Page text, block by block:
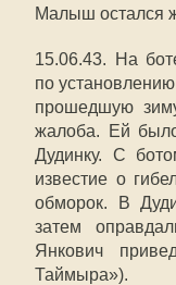
Малыш остался
15.06.43. На
по
прошедшую
жалоба. Ей
Дудинку. С
известие о
обморок. В
затем
Янкович
Таймыра»).